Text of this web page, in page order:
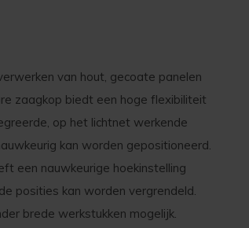
van hout, gecoate panelen
zaagkop biedt een hoge flexibiliteit
op het lichtnet werkende
kan worden gepositioneerd.
een nauwkeurige hoekinstelling
posities kan worden vergrendeld.
brede werkstukken mogelijk.